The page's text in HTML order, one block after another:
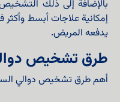
بالإضافة إلى ذلك
إمكانية علاجات أبسط وأكثر
يدفعه المريض.
طرق تشخيص
أهم طرق تشخيص دوالي